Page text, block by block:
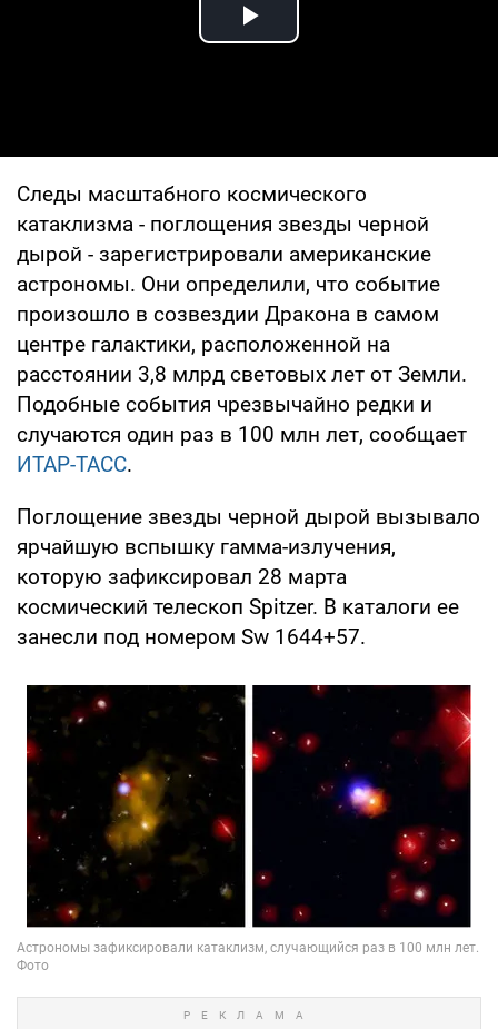
Play Video
Следы масштабного космического
катаклизма - поглощения звезды черной
дырой - зарегистрировали американские
астрономы. Они определили, что событие
произошло в созвездии Дракона в самом
центре галактики, расположенной на
расстоянии 3,8 млрд световых лет от Земли.
Подобные события чрезвычайно редки и
случаются один раз в 100 млн лет, сообщает
ИТАР-ТАСС.
Поглощение звезды черной дырой вызывало
ярчайшую вспышку гамма-излучения,
которую зафиксировал 28 марта
космический телескоп Spitzer. В каталоги ее
занесли под номером Sw 1644+57.